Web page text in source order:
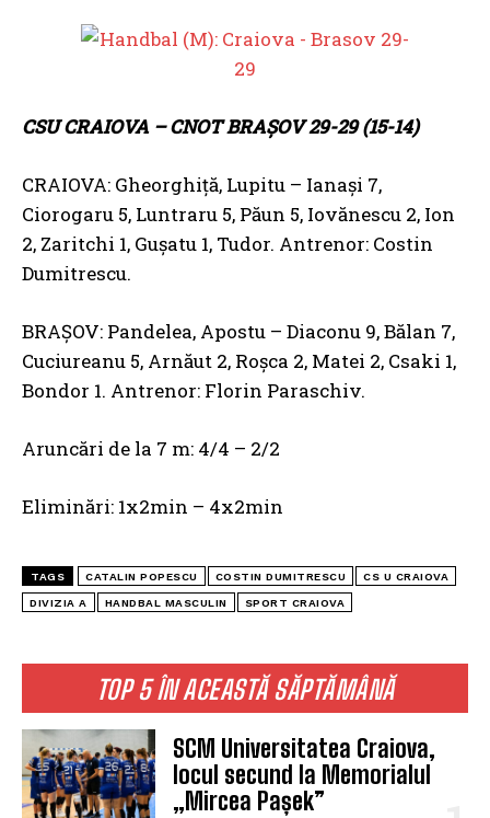
TOP 5 ÎN ACEASTĂ SĂPTĂMÂNĂ
SCM Universitatea Craiova,
locul secund la Memorialul
„Mircea Pașek”
CSU CRAIOVA – CNOT BRAȘOV 29-29 (15-14)
CRAIOVA: Gheorghiță, Lupitu – Ianași 7,
Ciorogaru 5, Luntraru 5, Păun 5, Iovănescu 2, Ion
2, Zaritchi 1, Gușatu 1, Tudor. Antrenor: Costin
Dumitrescu.
BRAȘOV: Pandelea, Apostu – Diaconu 9, Bălan 7,
Cuciureanu 5, Arnăut 2, Roșca 2, Matei 2, Csaki 1,
Bondor 1. Antrenor: Florin Paraschiv.
Aruncări de la 7 m: 4/4 – 2/2
Eliminări: 1x2min – 4x2min
TAGS CATALIN POPESCU COSTIN DUMITRESCU CS U CRAIOVA
DIVIZIA A HANDBAL MASCULIN SPORT CRAIOVA